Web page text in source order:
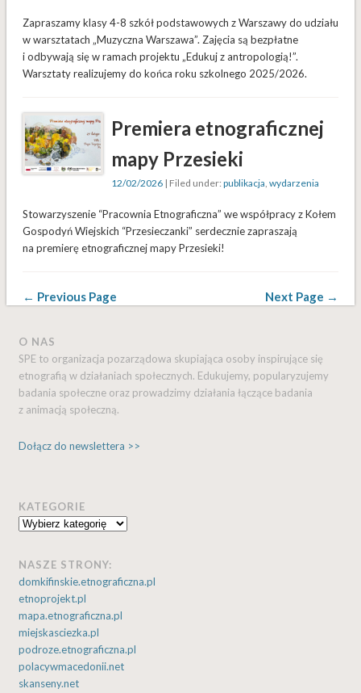
Zapraszamy klasy 4-8 szkół podstawowych z Warszawy do udziału
w warsztatach „Muzyczna Warszawa”. Zajęcia są bezpłatne
i odbywają się w ramach projektu „Edukuj z antropologią!”.
Warsztaty realizujemy do końca roku szkolnego 2025/2026.
Premiera etnograficznej
mapy Przesieki
12/02/2026 | Filed under:publikacja ,wydarzenia
Stowarzyszenie “Pracownia Etnograficzna” we współpracy z Kołem
Gospodyń Wiejskich “Przesieczanki” serdecznie zapraszają
na premierę etnograficznej mapy Przesieki!
← Previous Page Next Page →
O NAS
SPE to organizacja pozarządowa skupiająca osoby inspirujące się
etnografią w działaniach społecznych. Edukujemy, popularyzujemy
badania społeczne oraz prowadzimy działania łączące badania
z animacją społeczną.
Dołącz do newslettera >>
KATEGORIE
Kategorie
NASZE STRONY:
domkifinskie.etnograficzna.pl
etnoprojekt.pl
mapa.etnograficzna.pl
miejskasciezka.pl
podroze.etnograficzna.pl
polacywmacedonii.net
skanseny.net